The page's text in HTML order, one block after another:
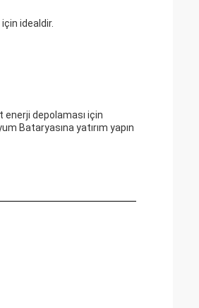
idealdir.
enerji depolaması için
Bataryasına yatırım yapın